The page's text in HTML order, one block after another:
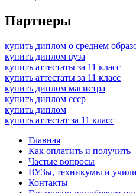
Партнеры
купить диплом о среднем
купить диплом вуза
купить аттестаты за 11 класс
купить аттестаты за 11 класс
купить диплом магистра
купить диплом ссср
купить диплом
купить аттестат за 11 класс
Главная
Как оплатить и получить
Частые вопросы
ВУЗы, техникумы и
Контакты